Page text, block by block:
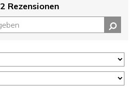
2 Rezensionen